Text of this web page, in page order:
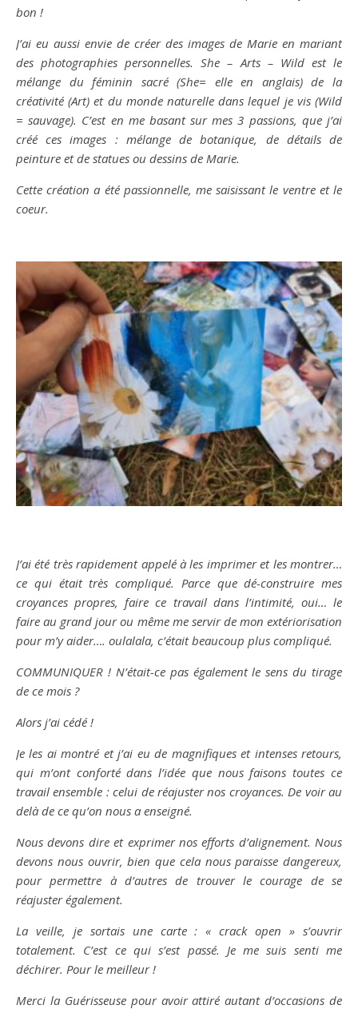
bon !
J’ai eu aussi envie de créer des images de Marie en mariant
des photographies personnelles. She – Arts – Wild est le
mélange du féminin sacré (She= elle en anglais) de la
créativité (Art) et du monde naturelle dans lequel je vis (Wild
= sauvage). C’est en me basant sur mes 3 passions, que j’ai
créé ces images : mélange de botanique, de détails de
peinture et de statues ou dessins de Marie.
Cette création a été passionnelle, me saisissant le ventre et le
coeur.
J’ai été très rapidement appelé à les imprimer et les montrer…
ce qui était très compliqué. Parce que dé-construire mes
croyances propres, faire ce travail dans l’intimité, oui… le
faire au grand jour ou même me servir de mon extériorisation
pour m’y aider…. oulalala, c’était beaucoup plus compliqué.
COMMUNIQUER ! N’était-ce pas également le sens du tirage
de ce mois ?
Alors j’ai cédé !
Je les ai montré et j’ai eu de magnifiques et intenses retours,
qui m’ont conforté dans l’idée que nous faisons toutes ce
travail ensemble : celui de réajuster nos croyances. De voir au
delà de ce qu’on nous a enseigné.
Nous devons dire et exprimer nos efforts d’alignement. Nous
devons nous ouvrir, bien que cela nous paraisse dangereux,
pour permettre à d’autres de trouver le courage de se
réajuster également.
La veille, je sortais une carte : « crack open » s’ouvrir
totalement. C’est ce qui s’est passé. Je me suis senti me
déchirer. Pour le meilleur !
Merci la Guérisseuse pour avoir attiré autant d’occasions de